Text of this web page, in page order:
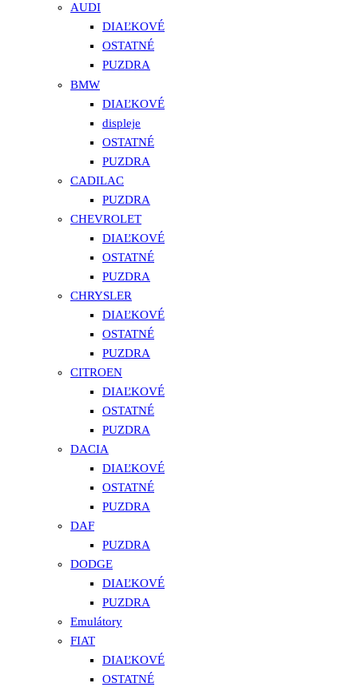
AUDI
DIAĽKOVÉ
OSTATNÉ
PUZDRA
BMW
DIAĽKOVÉ
displeje
OSTATNÉ
PUZDRA
CADILAC
PUZDRA
CHEVROLET
DIAĽKOVÉ
OSTATNÉ
PUZDRA
CHRYSLER
DIAĽKOVÉ
OSTATNÉ
PUZDRA
CITROEN
DIAĽKOVÉ
OSTATNÉ
PUZDRA
DACIA
DIAĽKOVÉ
OSTATNÉ
PUZDRA
DAF
PUZDRA
DODGE
DIAĽKOVÉ
PUZDRA
Emulátory
FIAT
DIAĽKOVÉ
OSTATNÉ